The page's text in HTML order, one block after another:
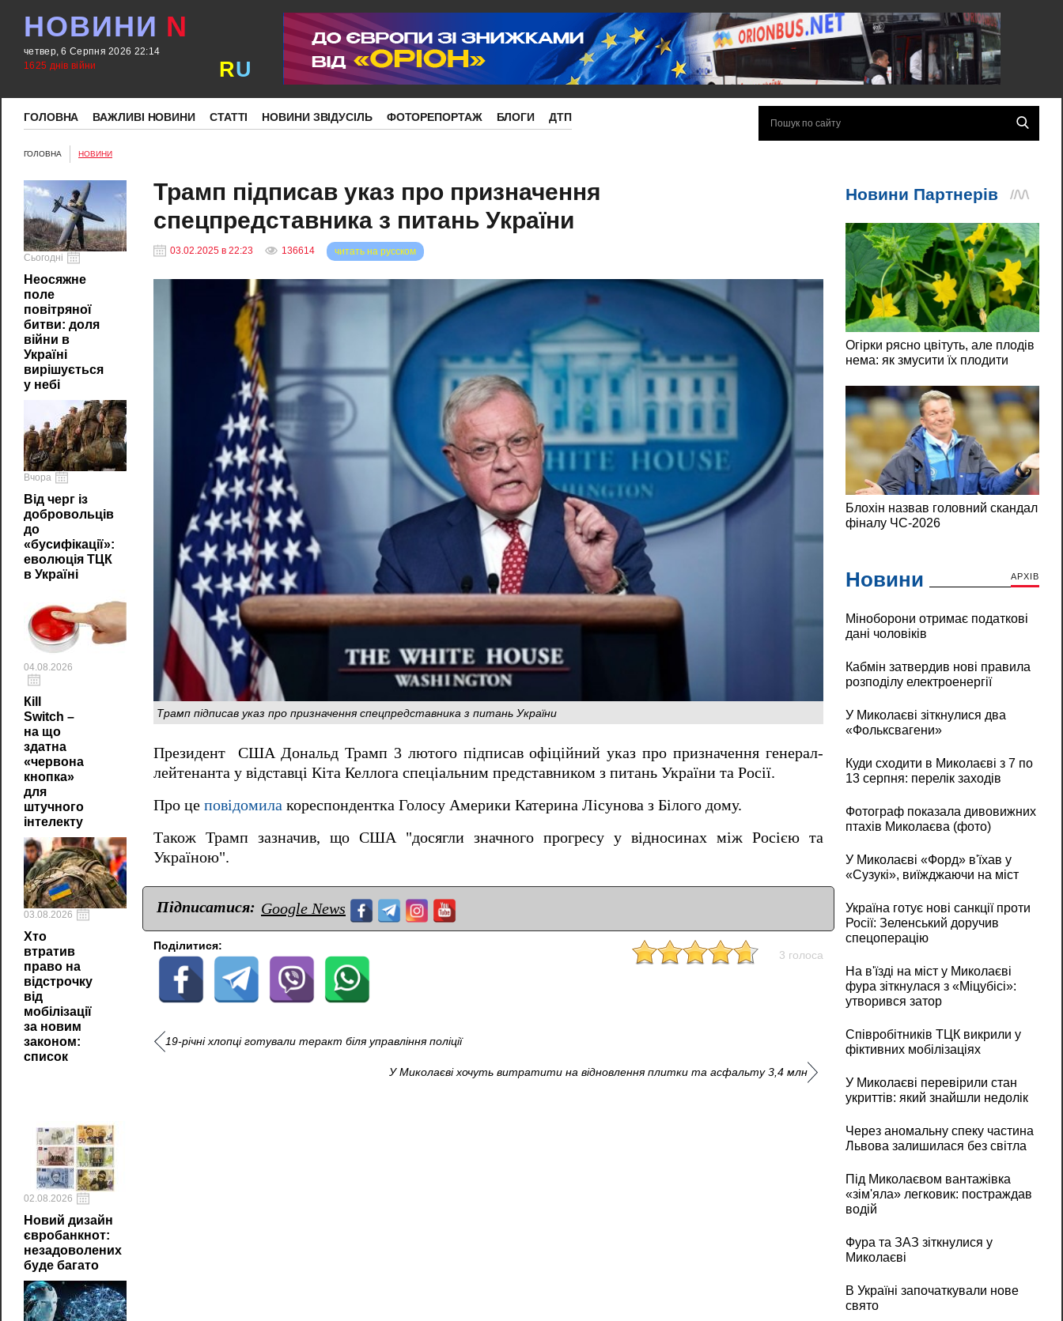
НОВИНИ N
четвер, 6 Серпня 2026 22:14
1625 днів війни
RU
ГОЛОВНА ВАЖЛИВІ НОВИНИ СТАТТІ НОВИНИ ЗВІДУСІЛЬ ФОТОРЕПОРТАЖ БЛОГИ ДТП
ГОЛОВНА НОВИНИ
Сьогодні
Неосяжне
поле
повітряної
битви: доля
війни в
Україні
вирішується
у небі
Вчора
Від черг із
добровольців
до
«бусифікації»:
еволюція ТЦК
в Україні
04.08.2026
Кill
Switch –
на що
здатна
«червона
кнопка»
для
штучного
інтелекту
03.08.2026
Хто
втратив
право на
відстрочку
від
мобілізації
за новим
законом:
список
02.08.2026
Новий дизайн
євробанкнот:
незадоволених
буде багато
Трамп підписав указ про призначення
спецпредставника з питань України
03.02.2025 в 22:23 136614 читать на русском
Трамп підписав указ про призначення спецпредставника з питань України
Президент США Дональд Трамп 3 лютого підписав офіційний указ про призначення генерал-
лейтенанта у відставці Кіта Келлога спеціальним представником з питань України та Росії.
Про це повідомила кореспондентка Голосу Америки Катерина Лісунова з Білого дому.
Також Трамп зазначив, що США "досягли значного прогресу у відносинах між Росією та
Україною".
Підписатися: Google News
Поділитися:
3 голоса
19-річні хлопці готували теракт біля управління поліції
У Миколаєві хочуть витратити на відновлення плитки та асфальту 3,4 млн
Новини АРХІВ
Міноборони отримає податкові
дані чоловіків
Кабмін затвердив нові правила
розподілу електроенергії
У Миколаєві зіткнулися два
«Фольксвагени»
Куди сходити в Миколаєві з 7 по
13 серпня: перелік заходів
Фотограф показала дивовижних
птахів Миколаєва (фото)
У Миколаєві «Форд» в'їхав у
«Сузукі», виїжджаючи на міст
Україна готує нові санкції проти
Росії: Зеленський доручив
спецоперацію
На в'їзді на міст у Миколаєві
фура зіткнулася з «Міцубісі»:
утворився затор
Співробітників ТЦК викрили у
фіктивних мобілізаціях
У Миколаєві перевірили стан
укриттів: який знайшли недолік
Через аномальну спеку частина
Львова залишилася без світла
Під Миколаєвом вантажівка
«зім'яла» легковик: постраждав
водій
Фура та ЗАЗ зіткнулися у
Миколаєві
В Україні започаткували нове
свято